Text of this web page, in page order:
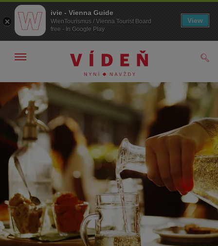
Přejít
procházení
Přejít
k obsahu
Zobrazit/skrýt
ivie - Vienna Guide
WienTourismus / Vienna Tourist Board
free - In Google Play
View